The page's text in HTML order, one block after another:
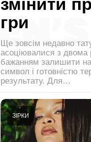
гри
Ще зовсім недавно
асоціювалися з двома
бажанням залишити на
символ і готовністю
результату. Для…
ЗІРКИ